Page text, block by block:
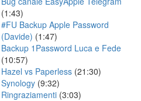
(1:43)
#FU Backup Apple Password
(Davide) (1:47)
Backup 1Password Luca e Fede
(10:57)
Hazel vs Paperless (21:30)
Synology (9:32)
Ringraziamenti (3:03)